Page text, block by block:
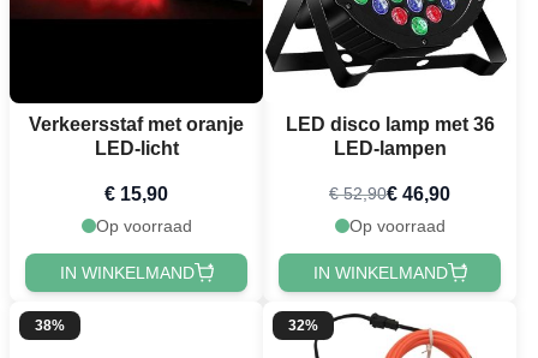
Verkeersstaf met oranje
LED-licht
€ 15,90
Op voorraad
IN WINKELMAND
LED disco lamp met 36
LED-lampen
€ 52,90€ 46,90
Op voorraad
IN WINKELMAND
38% 32%